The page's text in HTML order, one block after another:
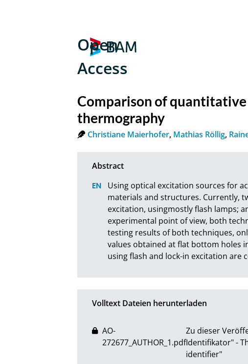
Open
Access
Comparison of
thermography
Christiane Maierhofer, Mathias Röllig,
Using optical excitation sources for
materials and structures. Currently,
excitation, usingmostly flash lamps;
experimental point of view, both
testing results of both techniques,
values obtained at flat bottom holes
using flash and lock-in excitation are
Volltext Dateien herunterladen
AO-
272677_AUTHOR_1.pdf
Zu dieser
Identifikator" -
identifier"